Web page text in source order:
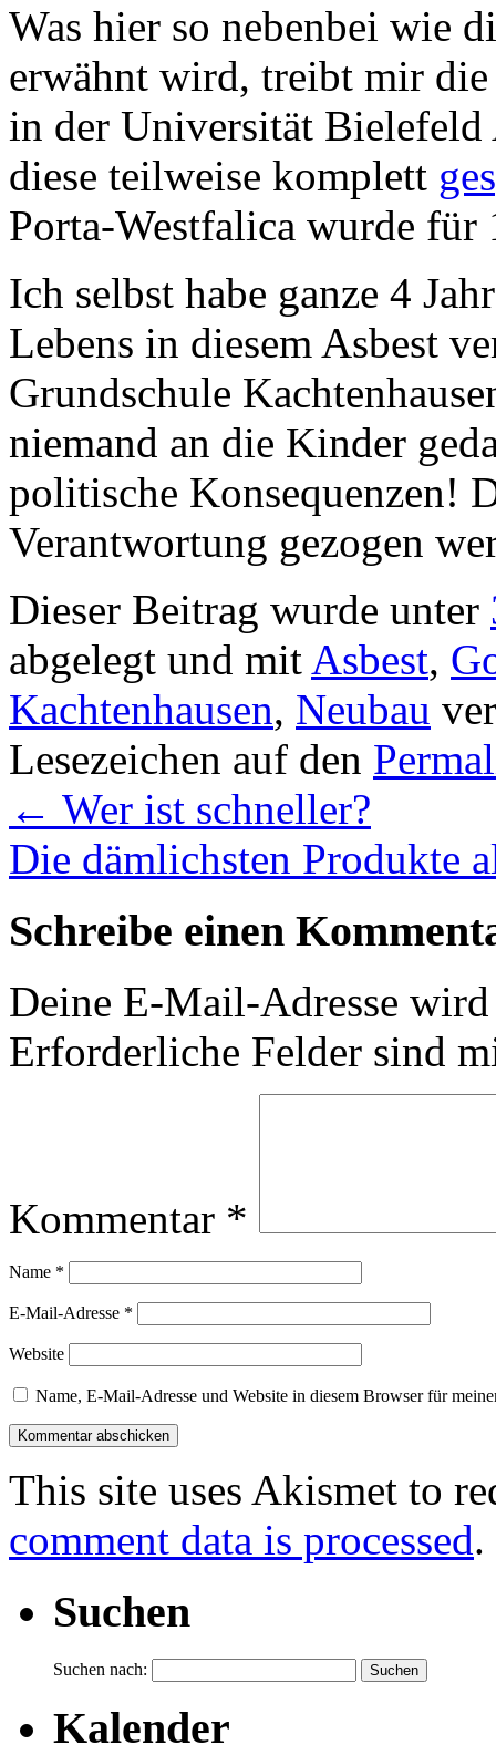
Was hier so nebenbei wie
erwähnt wird, treibt mir
in der Universität Bielefeld
diese teilweise komplett
Porta-Westfalica wurde
Ich selbst habe ganze 4
Lebens in diesem Asbest
Grundschule
niemand an die Kinder
politische Konsequenzen!
Verantwortung gezogen
Dieser Beitrag wurde unter
abgelegt und mit Asbest,
Kachtenhausen, Neubau
Lesezeichen auf den
← Wer ist schneller?
Die dämlichsten Produkte
Schreibe einen
Deine E-Mail-Adresse
Erforderliche Felder sind
Kommentar *
Name *
E-Mail-Adresse *
Website
Name, E-Mail-Adresse und Website in diesem Browser für
This site uses Akismet to
comment data is processed.
Suchen
Suchen nach:
Kalender